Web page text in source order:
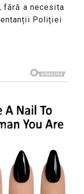
fără a necesita
Poliției